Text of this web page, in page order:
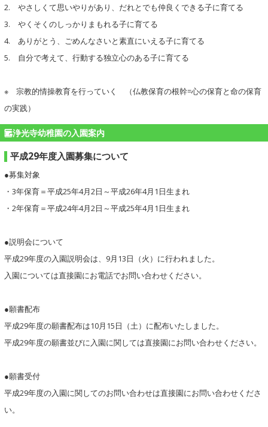
2. やさしくて思いやりがあり、だれとでも仲良くできる子に育てる
3. やくそくのしっかりまもれる子に育てる
4. ありがとう、ごめんなさいと素直にいえる子に育てる
5. 自分で考えて、行動する独立心のある子に育てる
※ 宗教的情操教育を行っていく （仏教保育の根幹=心の保育と命の保育
の実践）
浄光寺幼稚園の入園案内
平成29年度入園募集について
●募集対象
・3年保育＝平成25年4月2日～平成26年4月1日生まれ
・2年保育＝平成24年4月2日～平成25年4月1日生まれ
●説明会について
平成29年度の入園説明会は、9月13日（火）に行われました。
入園については直接園にお電話でお問い合わせください。
●願書配布
平成29年度の願書配布は10月15日（土）に配布いたしました。
平成29年度の願書並びに入園に関しては直接園にお問い合わせください。
●願書受付
平成29年度の入園に関してのお問い合わせは直接園にお問い合わせくださ
い。